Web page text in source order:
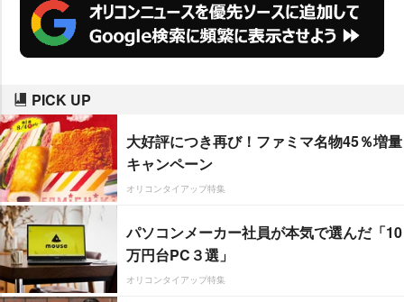
PICK UP
大好評につき再び！ファミマ名物45％増量
キャンペーン
オリコンタイアップ特集
パソコンメーカー社員が本気で選んだ「10
万円台PC３選」
オリコンタイアップ特集